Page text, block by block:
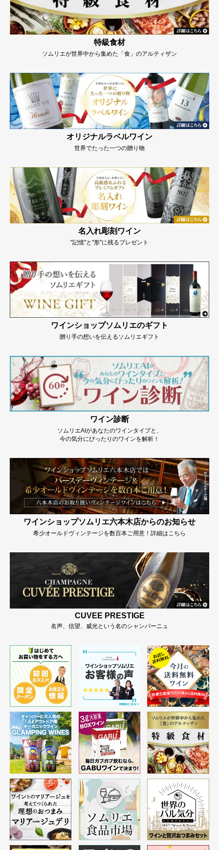
特級食材
ソムリエが世界中から集めた「食」のアルティザン
オリジナルラベルワイン
世界でたった一つの贈り物
名入れ彫刻ワイン
"記憶"と"形"に残るプレゼント
ワインショップソムリエのギフト
贈り手の想いを伝えるソムリエギフト
ワイン診断
ソムリエAIがあなたのワインタイプと、
今の気分にぴったりのワインを解析！
ワインショップソムリエ六本木店からのお知らせ
希少オールドヴィンテージを数百本ご用意！詳細はこちら
CUVEE PRESTIGE
名声、信望、威光という名のシャンパーニュ